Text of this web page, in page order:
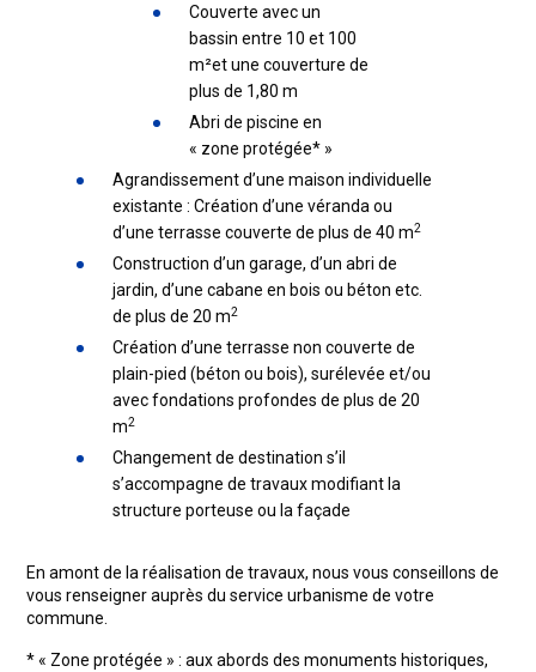
Couverte avec un
bassin entre 10 et 100
m²et une couverture de
plus de 1,80 m
Abri de piscine en
« zone protégée* »
Agrandissement d’une maison individuelle
existante : Création d’une véranda ou
d’une terrasse couverte de plus de 40 m2
Construction d’un garage, d’un abri de
jardin, d’une cabane en bois ou béton etc.
de plus de 20 m2
Création d’une terrasse non couverte de
plain-pied (béton ou bois), surélevée et/ou
avec fondations profondes de plus de 20
m2
Changement de destination s’il
s’accompagne de travaux modifiant la
structure porteuse ou la façade
En amont de la réalisation de travaux, nous vous conseillons de
vous renseigner auprès du service urbanisme de votre
commune.
* « Zone protégée » : aux abords des monuments historiques,